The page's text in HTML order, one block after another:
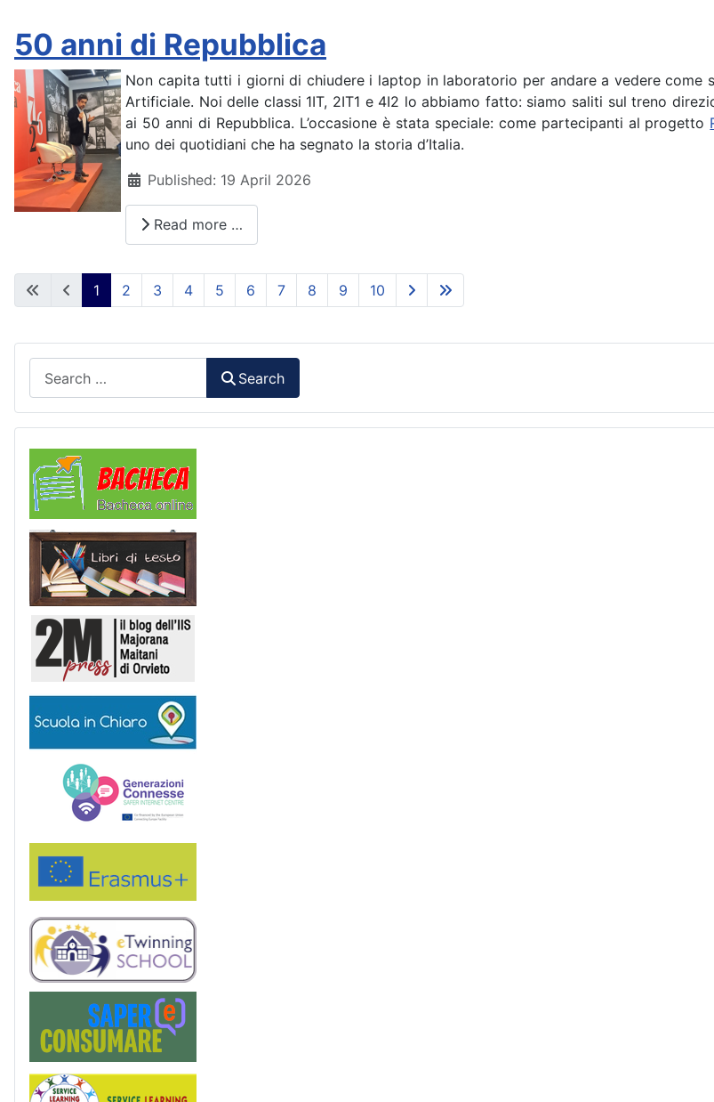
50 anni di Repubblica
Non capita tutti i giorni di chiudere i laptop in laboratorio per andare a vedere come
Artificiale. Noi delle classi 1IT, 2IT1 e 4I2 lo abbiamo fatto: siamo saliti sul treno
ai 50 anni di Repubblica. L’occasione è stata speciale: come partecipanti al progetto
uno dei quotidiani che ha segnato la storia d’Italia.
DetailsPublished: 19 April 2026
Read more …
1 2 3 4 5 6 7 8 9 10
Search
Libri di Testo
Scuola in chiaro
Erasmus+
eTwinning
Service Learning